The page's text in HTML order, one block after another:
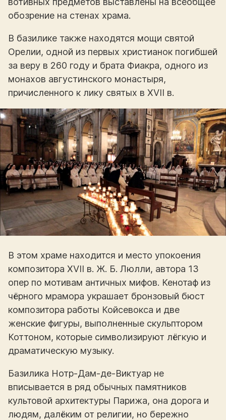
обозрение на стенах храма.
В базилике также находятся мощи святой
Орелии, одной из первых христианок погибшей
за веру в 260 году и брата Фиакра, одного из
монахов августинского монастыря,
причисленного к лику святых в XVII в.
В этом храме находится и место упокоения
композитора XVII в. Ж. Б. Люлли, автора 13
опер по мотивам античных мифов. Кенотаф из
чёрного мрамора украшает бронзовый бюст
композитора работы Койсевокса и две
женские фигуры, выполненные скульптором
Коттоном, которые символизируют лёгкую и
драматическую музыку.
Базилика Нотр-Дам-де-Виктуар не
вписывается в ряд обычных памятников
культовой архитектуры Парижа, она дорога и
людям, далёким от религии, но бережно